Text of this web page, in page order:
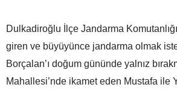
Dulkadiroğlu İlçe Jandarma
giren ve büyüyünce jandarma olmak
Borçalan’ı doğum gününde yalnız
Mahallesi’nde ikamet eden Mustafa ile